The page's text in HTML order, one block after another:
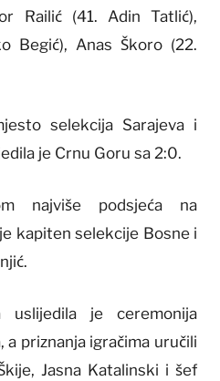
Railić (41. Adin Tatlić),
Begić), Anas Škoro (22.
selekcija Sarajeva i
je Crnu Goru sa 2:0.
najviše podsjeća na
kapiten selekcije Bosne i
uslijedila je ceremonija
a priznanja igračima uručili
Jasna Katalinski i šef